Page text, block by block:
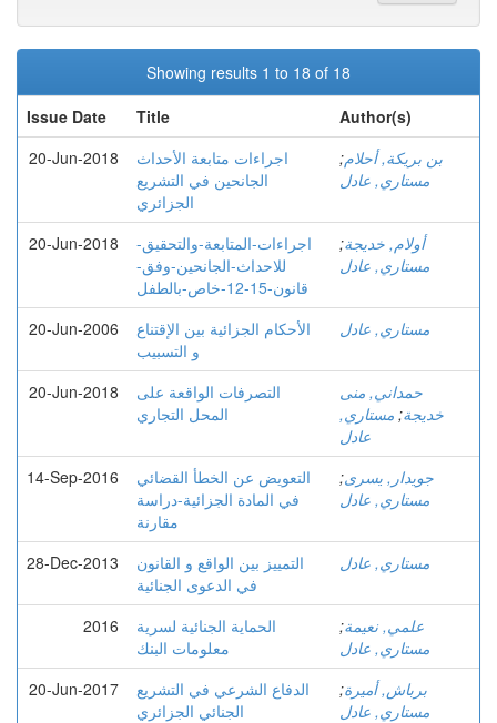
Showing results 1 to 18 of 18
Issue Date
Title
Author(s)
20-Jun-2018
اجراءات متابعة الأحداث
الجانحين في التشريع
الجزائري
بن بريكة, أحلام;
مستاري, عادل
20-Jun-2018
اجراءات-المتابعة-والتحقيق-
للاحداث-الجانحين-وفق-
قانون-15-12-خاص-بالطفل
أولام, خديجة;
مستاري, عادل
20-Jun-2006
الأحكام الجزائية بين الإقتناع
و التسبيب
مستاري, عادل
20-Jun-2018
التصرفات الواقعة على
المحل التجاري
حمداني, منى
خديجة; مستاري,
عادل
14-Sep-2016
التعویض عن الخطأ القضائي
في المادة الجزائیة-دراسة
مقارنة
جويدار, يسرى;
مستاري, عادل
28-Dec-2013
التمييز بين الواقع و القانون
في الدعوى الجنائية
مستاري, عادل
2016
الحماية الجنائية لسرية
معلومات البنك
علمي, نعيمة;
مستاري, عادل
20-Jun-2017
الدفاع الشرعي في التشريع
الجنائي الجزائري
برباش, أميرة;
مستاري, عادل